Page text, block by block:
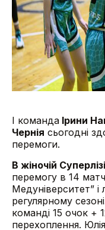
І команда Ірини
Чернія сьогодні
перемоги.
В жіночій
перемогу в 14
Медуніверситет”
регулярному
команді 15 очок +
перехоплення.